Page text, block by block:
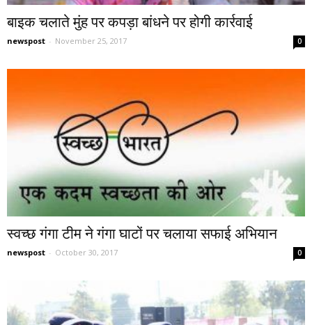
बाइक चलाते मुंह पर कपड़ा बांधने पर होगी कार्रवाई
newspost - November 25, 2017 0
स्वच्छ गंगा टीम ने गंगा घाटों पर चलाया सफाई अभियान
newspost - October 30, 2017 0